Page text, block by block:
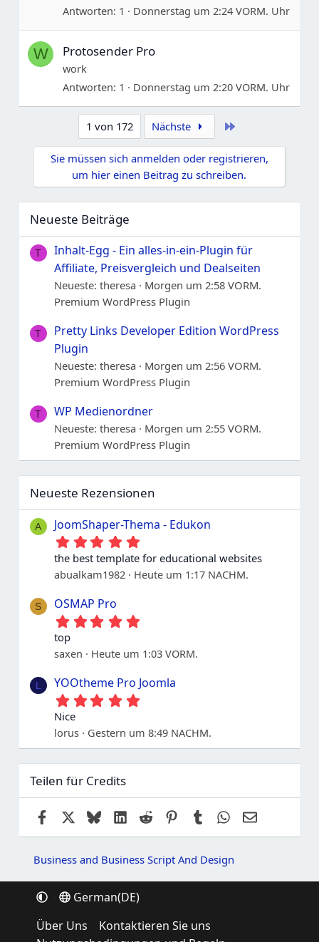
Antworten 1 Donnerstag um 2:24 VORM. Uhr
W Protosender Pro
work
Antworten 1 Donnerstag um 2:20 VORM. Uhr
1 von 172 Nächste
Sie müssen sich anmelden oder registrieren,
um hier einen Beitrag zu schreiben.
Neueste Beiträge
T
Inhalt-Egg - Ein alles-in-ein-Plugin für
Affiliate, Preisvergleich und Dealseiten
Neueste: theresa
Morgen um 2:58 VORM.
Premium WordPress Plugin
T
Pretty Links Developer Edition WordPress
Plugin
Neueste: theresa
Morgen um 2:56 VORM.
Premium WordPress Plugin
T WP Medienordner
Neueste: theresa
Morgen um 2:55 VORM.
Premium WordPress Plugin
Neueste Rezensionen
A JoomShaper-Thema - Edukon
.
0
0
e
the best template for educational websites
abualkam1982
Heute um 1:17 NACHM.
S OSMAP Pro
0
t
e
e
top
saxen
Heute um 1:03 VORM.
L YOOtheme Pro Joomla
0
S
t
n
e
Nice
lorus
Gestern um 8:49 NACHM.
Teilen für Credits
FacebookBlueskyLinkedIn
Reddit Pinterest
Tumblr WhatsApp
E-Mail
Business and Business Script And Design
German(DE)
Über Uns
Kontaktieren Sie uns